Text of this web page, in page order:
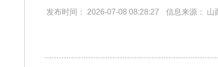
发布时间： 2026-07-08 08:28:27 信息来源： 山